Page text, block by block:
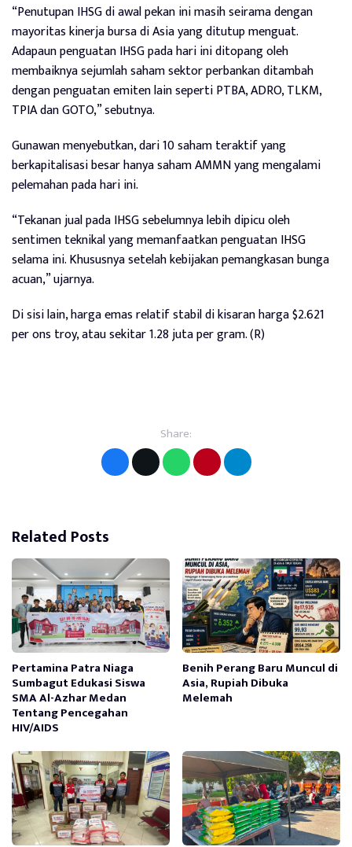
“Penutupan IHSG di awal pekan ini masih seirama dengan
mayoritas kinerja bursa di Asia yang ditutup menguat.
Adapaun penguatan IHSG pada hari ini ditopang oleh
membaiknya sejumlah saham sektor perbankan ditambah
dengan penguatan emiten lain seperti PTBA, ADRO, TLKM,
TPIA dan GOTO,” sebutnya.
Gunawan menyebutkan, dari 10 saham teraktif yang
berkapitalisasi besar hanya saham AMMN yang mengalami
pelemahan pada hari ini.
“Tekanan jual pada IHSG sebelumnya lebih dipicu oleh
sentimen teknikal yang memanfaatkan penguatan IHSG
selama ini. Khususnya setelah kebijakan pemangkasan bunga
acuan,” ujarnya.
Di sisi lain, harga emas relatif stabil di kisaran harga $2.621
per ons troy, atau sekitar 1.28 juta per gram. (R)
Share:
Related Posts
Pertamina Patra Niaga
Sumbagut Edukasi Siswa
SMA Al-Azhar Medan
Tentang Pencegahan
HIV/AIDS
Benih Perang Baru Muncul di
Asia, Rupiah Dibuka
Melemah